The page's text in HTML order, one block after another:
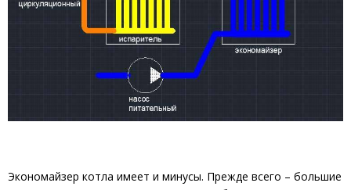
Экономайзер котла имеет и минусы. Прежде всего – большие